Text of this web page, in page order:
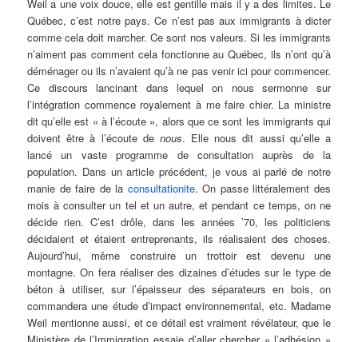
Weil a une voix douce, elle est gentille mais il y a des limites. Le
Québec, c’est notre pays. Ce n’est pas aux immigrants à dicter
comme cela doit marcher. Ce sont nos valeurs. Si les immigrants
n’aiment pas comment cela fonctionne au Québec, ils n’ont qu’à
déménager ou ils n’avaient qu’à ne pas venir ici pour commencer.
Ce discours lancinant dans lequel on nous sermonne sur
l’intégration commence royalement à me faire chier. La ministre
dit qu’elle est « à l’écoute », alors que ce sont les immigrants qui
doivent être à l’écoute de nous. Elle nous dit aussi qu’elle a
lancé un vaste programme de consultation auprès de la
population. Dans un article précédent, je vous ai parlé de notre
manie de faire de la consultationite. On passe littéralement des
mois à consulter un tel et un autre, et pendant ce temps, on ne
décide rien. C’est drôle, dans les années ’70, les politiciens
décidaient et étaient entreprenants, ils réalisaient des choses.
Aujourd’hui, même construire un trottoir est devenu une
montagne. On fera réaliser des dizaines d’études sur le type de
béton à utiliser, sur l’épaisseur des séparateurs en bois, on
commandera une étude d’impact environnemental, etc. Madame
Weil mentionne aussi, et ce détail est vraiment révélateur, que le